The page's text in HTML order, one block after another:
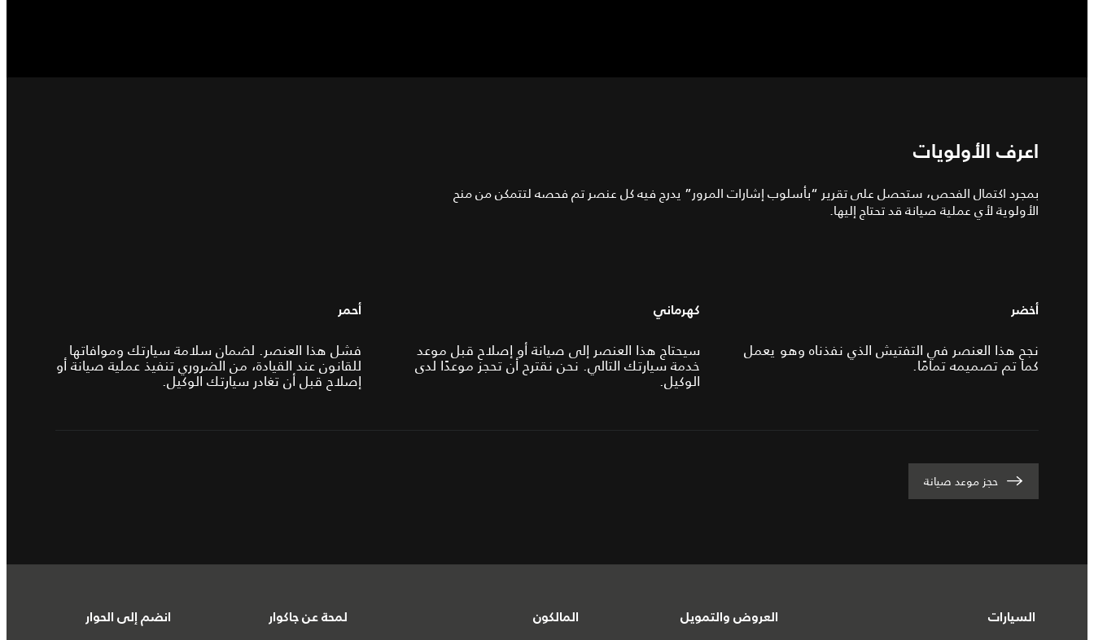
اعرف الأولويات
بمجرد اكتمال الفحص، ستحصل على تقرير “بأسلوب إشارات المرور” يدرج فيه كل عنصر تم فحصه لتتمكن من منح
الأولوية لأي عملية صيانة قد تحتاج إليها.
أخضر
نجح هذا العنصر في التفتيش الذي نفذناه وهو يعمل
كما تم تصميمه تمامًا.
كهرماني
سيحتاج هذا العنصر إلى صيانة أو إصلاح قبل موعد
خدمة سيارتك التالي. نحن نقترح أن تحجز موعدًا لدى
الوكيل.
أحمر
فشل هذا العنصر. لضمان سلامة سيارتك وموافاتها
للقانون عند القيادة، من الضروري تنفيذ عملية صيانة أو
إصلاح قبل أن تغادر سيارتك الوكيل.
حجز موعد صيانة
السيارات العروض والتمويل المالكون لمحة عن جاكوار انضم إلى الحوار